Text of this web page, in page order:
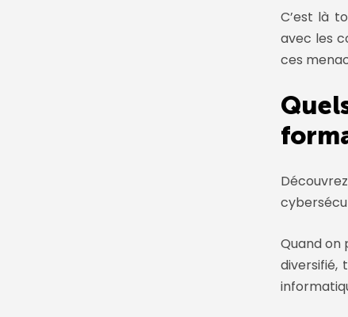
C’est là
avec les
ces
Quand on
diversifié,